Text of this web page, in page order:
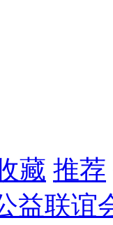
藏 推荐
益联谊